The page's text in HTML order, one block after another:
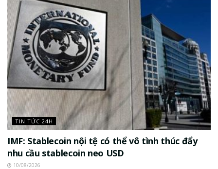
TIN TỨC 24H
IMF: Stablecoin nội tệ có thể vô tình thúc đẩy
nhu cầu stablecoin neo USD
10/08/2026